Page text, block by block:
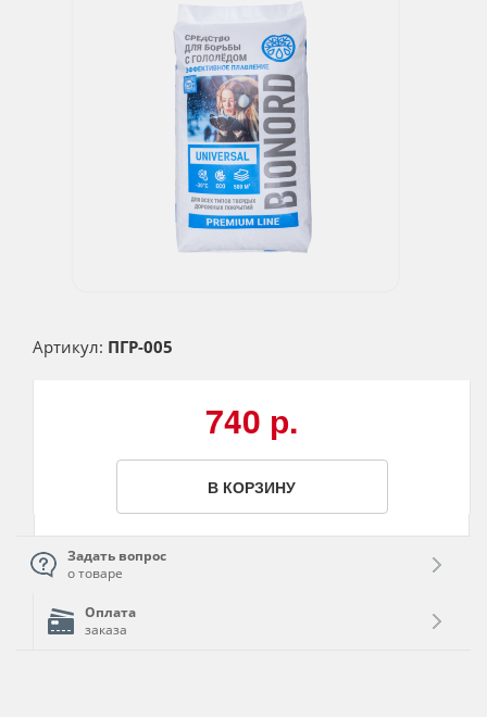
Артикул: ПГР-005
740 р.
В КОРЗИНУ
Задать вопрос
о товаре
Оплата
заказа